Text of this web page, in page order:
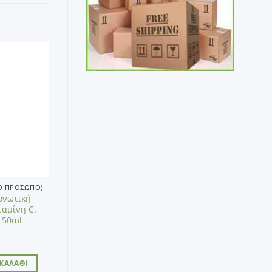
ΠΡΌΣΩΠΟ)
C.
50ml